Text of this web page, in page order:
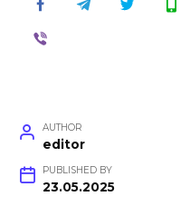
AUTHOR
editor
PUBLISHED BY
23.05.2025